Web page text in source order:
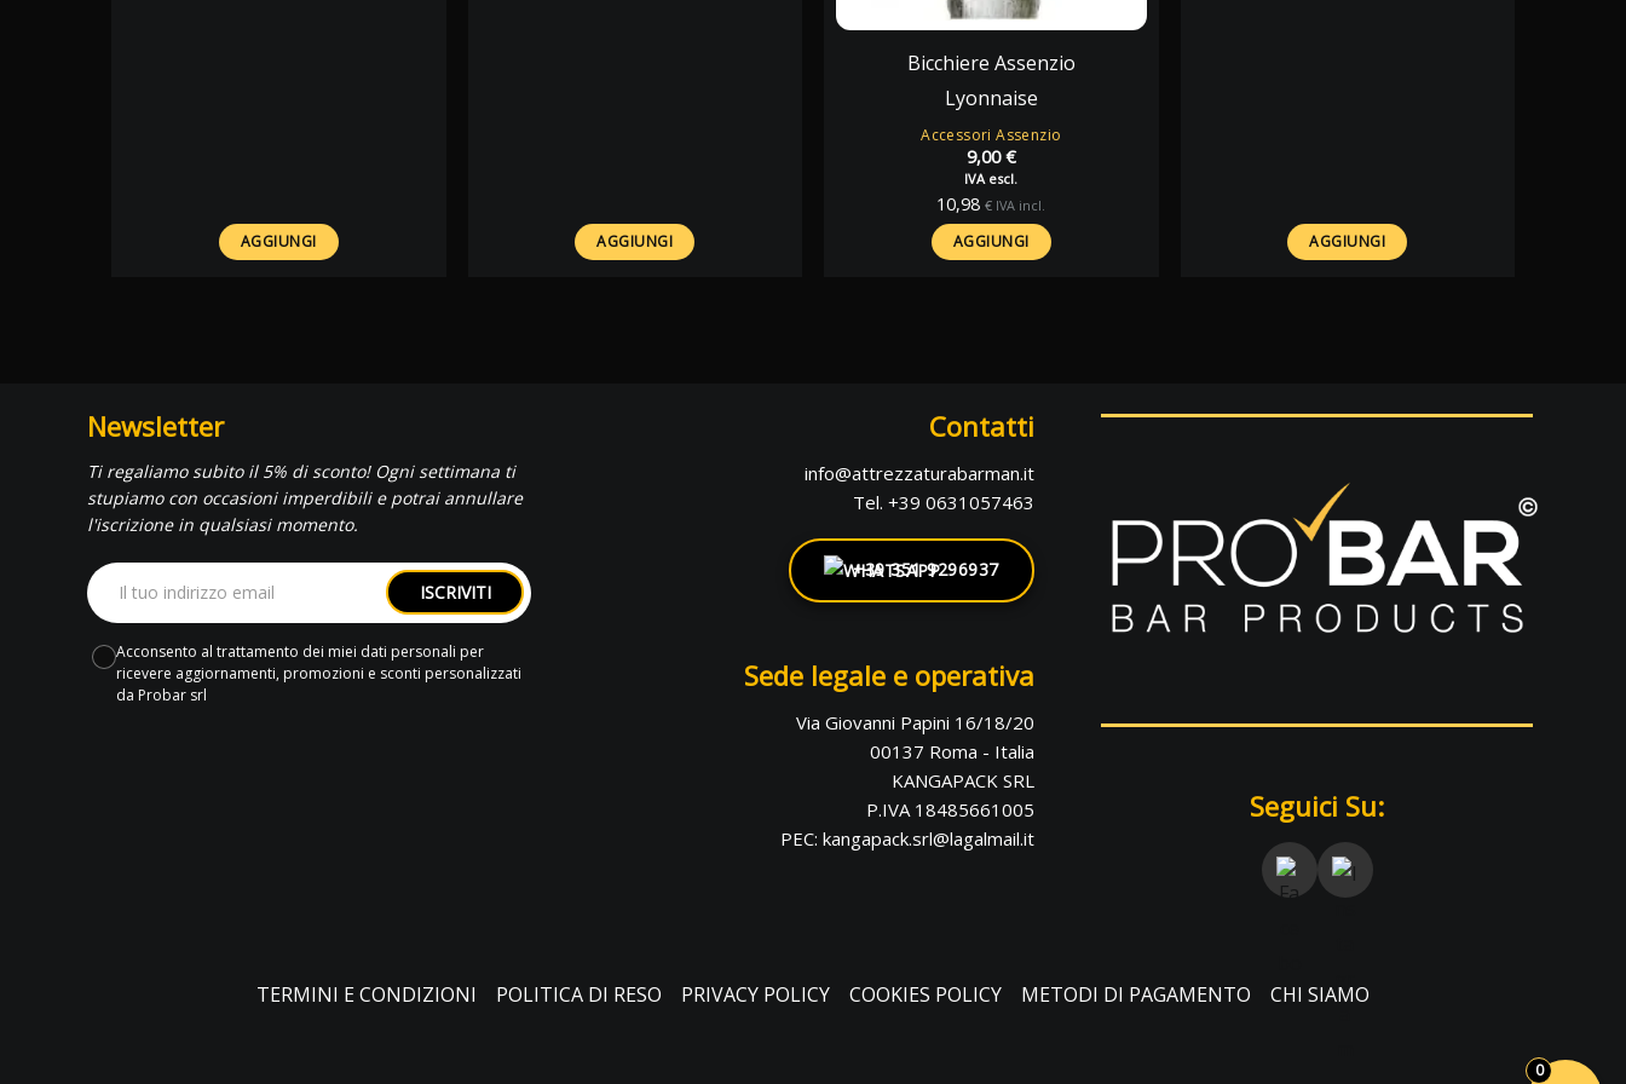
AGGIUNGI AGGIUNGI
Accessori Assenzio
Bicchiere Assenzio
Lyonnaise
9,00€
IVA escl.
10,98€ IVA incl.
AGGIUNGI AGGIUNGI
Newsletter
Ti regaliamo subito il 5% di sconto! Ogni settimana ti
stupiamo con occasioni imperdibili e potrai annullare
l'iscrizione in qualsiasi momento.
ISCRIVITI
Acconsento al trattamento dei miei dati personali per
ricevere aggiornamenti, promozioni e sconti personalizzati
da Probar srl
Contatti
info@attrezzaturabarman.it
Tel. +39 0631057463
+39 351 9296937
Sede legale e operativa
Via Giovanni Papini 16/18/20
00137 Roma - Italia
KANGAPACK SRL
P.IVA 18485661005
PEC: kangapack.srl@lagalmail.it
Seguici Su:
TERMINI E CONDIZIONI POLITICA DI RESO PRIVACY POLICY COOKIES POLICY METODI DI PAGAMENTO CHI SIAMO
0